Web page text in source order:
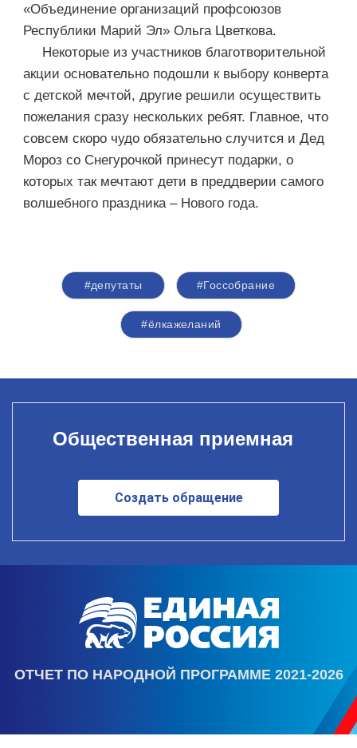
«Объединение организаций профсоюзов
Республики Марий Эл» Ольга Цветкова.
Некоторые из участников благотворительной
акции основательно подошли к выбору конверта
с детской мечтой, другие решили осуществить
пожелания сразу нескольких ребят. Главное, что
совсем скоро чудо обязательно случится и Дед
Мороз со Снегурочкой принесут подарки, о
которых так мечтают дети в преддверии самого
волшебного праздника – Нового года.
#депутаты #Госсобрание
#ёлкажеланий
Общественная приемная
Создать обращение
ОТЧЕТ ПО НАРОДНОЙ ПРОГРАММЕ 2021-2026